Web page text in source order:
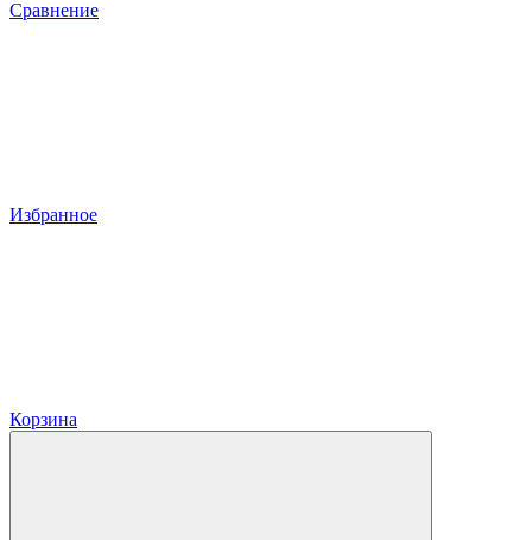
Сравнение
Избранное
Корзина